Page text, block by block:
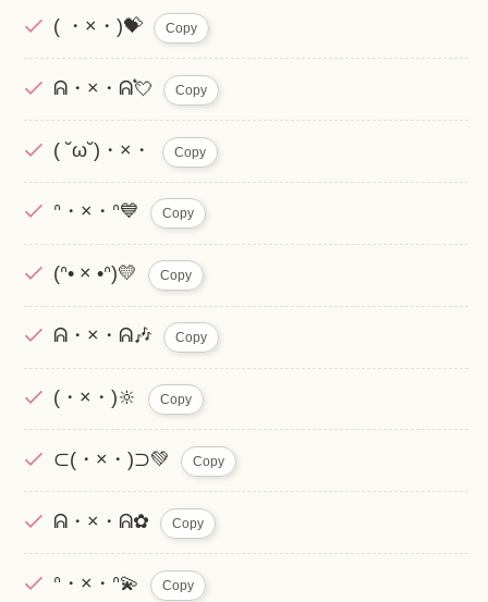
( ・×・)💝 Copy
ᕱ・×・ᕱ💘 Copy
( ˘ω˘)・×・ Copy
ᐢ・×・ᐢ💙 Copy
(ᐢ• × •ᐢ)💛 Copy
ᕱ・×・ᕱ🎶 Copy
(・×・)🔆 Copy
⊂(・×・)⊃💚 Copy
ᕱ・×・ᕱ✿ Copy
ᐢ・×・ᐢ💫 Copy